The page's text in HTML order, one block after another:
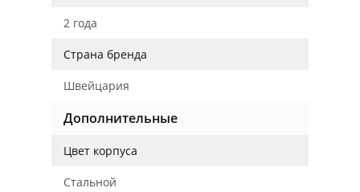
2 года
Страна бренда
Швейцария
Дополнительные
Цвет корпуса
Стальной